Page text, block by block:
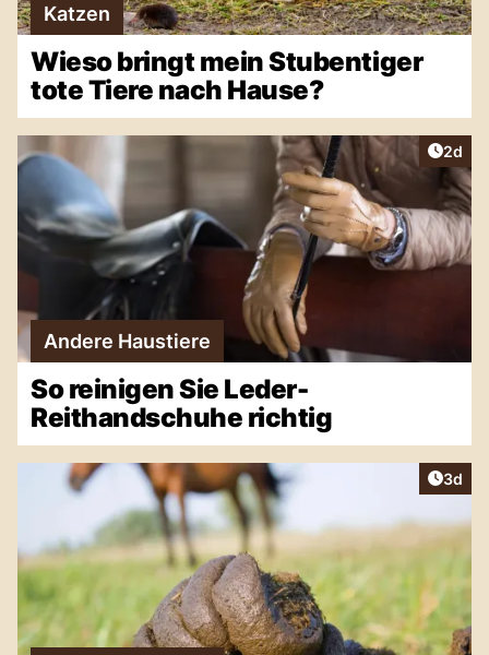
Katzen
Wieso bringt mein Stubentiger
tote Tiere nach Hause?
2d
Andere Haustiere
So reinigen Sie Leder-
Reithandschuhe richtig
3d